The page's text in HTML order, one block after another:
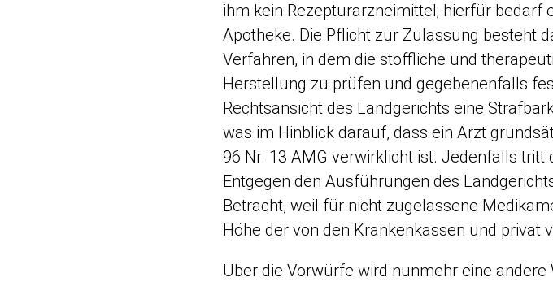
ihm kein Rezepturarzneimittel; hierfür
Apotheke. Die Pflicht zur Zulassung besteht
Verfahren, in dem die stoffliche und
Herstellung zu prüfen und gegebenenfalls
Rechtsansicht des Landgerichts eine
was im Hinblick darauf, dass ein Arzt
96 Nr. 13 AMG verwirklicht ist. Jedenfalls
Entgegen den Ausführungen des
Betracht, weil für nicht zugelassene
Höhe der von den Krankenkassen und privat
Über die Vorwürfe wird nunmehr eine